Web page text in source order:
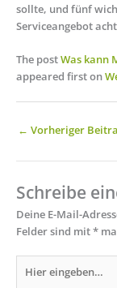
sollte, und fünf
Serviceangebot
The postWas kann
appeared first on
← Vorheriger
Schreibe
Deine E-Mail-
Felder sind mit*
eingeben…